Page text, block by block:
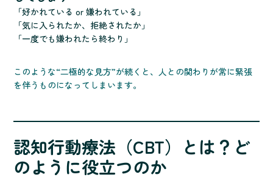
「好かれている or 嫌われている」
「気に入られたか、拒絶されたか」
「一度でも嫌われたら終わり」
このような“二極的な見方”が続くと、人との関わりが常に緊張
を伴うものになってしまいます。
認知行動療法（CBT）とは？ど
のように役立つのか